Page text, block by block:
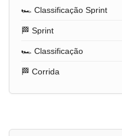
🏎️ Classificação Sprint
🏁 Sprint
🏎️ Classificação
🏁 Corrida